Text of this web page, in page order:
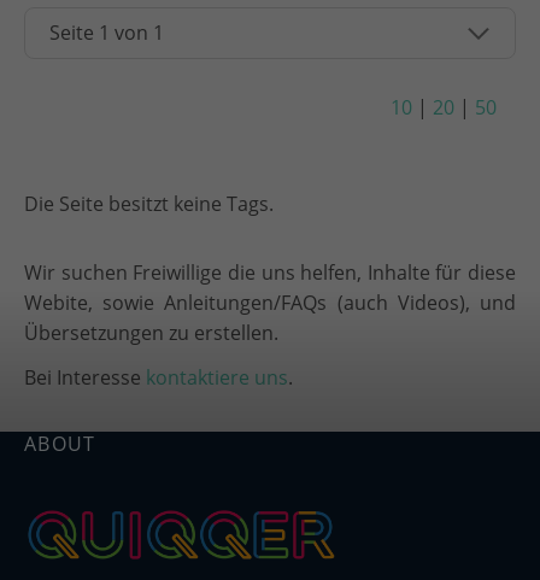
10 | 20 | 50
Die Seite besitzt keine Tags.
Wir suchen Freiwillige die uns helfen, Inhalte für diese
Webite, sowie Anleitungen/FAQs (auch Videos), und
Übersetzungen zu erstellen.
Bei Interesse kontaktiere uns.
ABOUT